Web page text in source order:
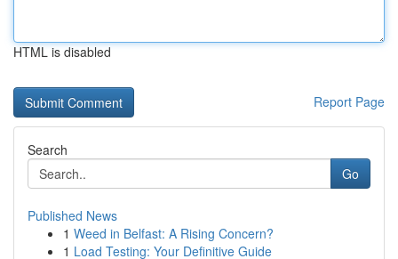
HTML is disabled
Report Page
Search
Go
Published News
1 Weed in Belfast: A Rising Concern?
1 Load Testing: Your Definitive Guide